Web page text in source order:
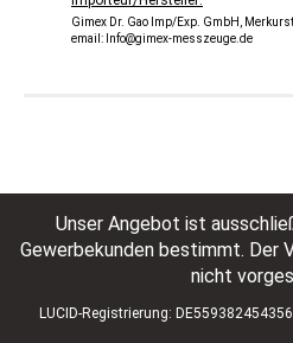
Gimex Dr. Gao Imp/Exp. GmbH,
email: Info@gimex-messzeuge.de
Unser Angebot ist
Gewerbekunden bestimmt. Der
nicht
LUCID-Registrierung: